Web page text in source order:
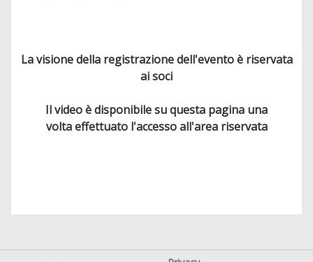
La visione della registrazione dell'evento è riservata
ai soci
Il video è disponibile su questa pagina una
volta effettuato l'accesso all'area riservata